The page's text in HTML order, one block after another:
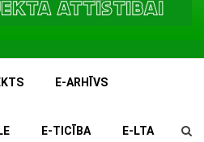
E-ARHĪVS
E-TICĪBA E-LTA